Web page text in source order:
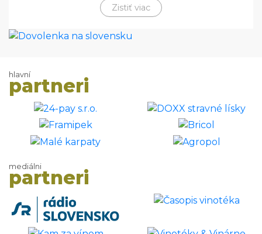
Zistiť viac
hlavní
partneri
mediálni
partneri